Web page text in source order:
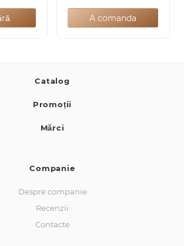
A comanda
Catalog
Promoții
Mărci
Companie
Despre companie
Recenzii
Contacte